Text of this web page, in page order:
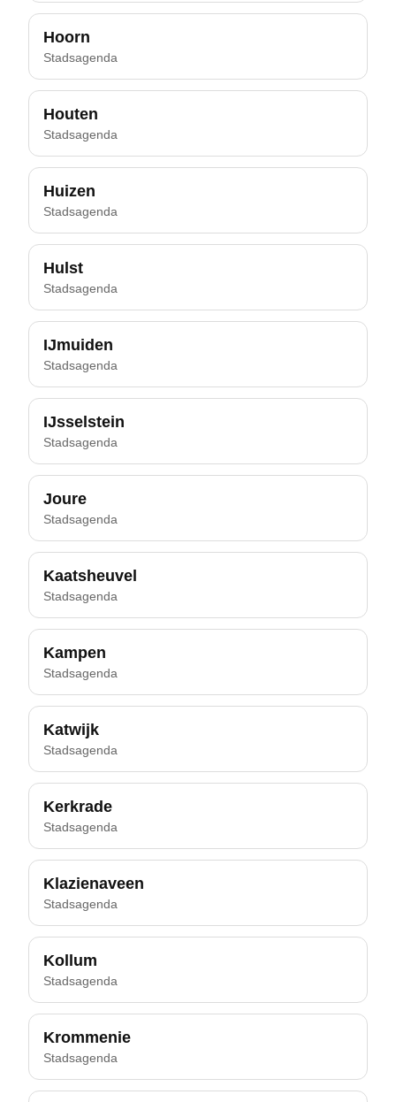
Hoorn
Stadsagenda
Houten
Stadsagenda
Huizen
Stadsagenda
Hulst
Stadsagenda
IJmuiden
Stadsagenda
IJsselstein
Stadsagenda
Joure
Stadsagenda
Kaatsheuvel
Stadsagenda
Kampen
Stadsagenda
Katwijk
Stadsagenda
Kerkrade
Stadsagenda
Klazienaveen
Stadsagenda
Kollum
Stadsagenda
Krommenie
Stadsagenda